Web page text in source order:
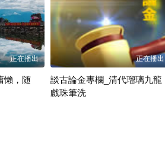
正在播出
懶，随
正在播出
談古論金專欄_清代瑠璃九龍
戲珠筆洗